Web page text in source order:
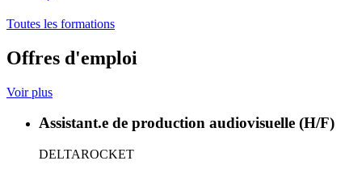
Toutes les formations
Offres d'emploi
Voir plus
Assistant.e de production audiovisuelle (H/F)
DELTAROCKET